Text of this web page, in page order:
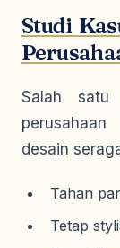
Studi
Salah satu
desain
Tahan
Tetap